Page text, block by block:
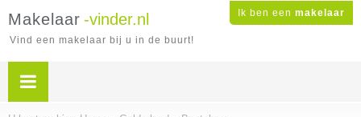
Ik ben een makelaar
Makelaar -vinder.nl
Vind een makelaar bij u in de buurt!